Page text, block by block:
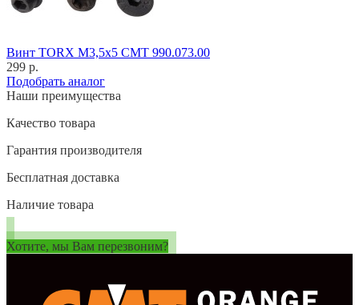
Винт TORX M3,5x5 CMT 990.073.00
299 р.
Подобрать аналог
Наши преимущества
Качество товара
Гарантия производителя
Бесплатная доставка
Наличие товара
Хотите, мы Вам перезвоним?